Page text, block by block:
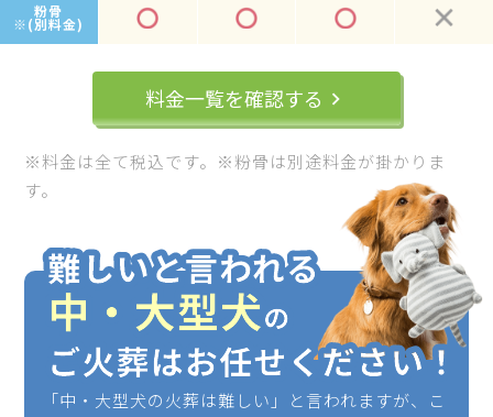
粉骨
※(別料金)
料金一覧を確認する keyboard_arrow_right
※料金は全て税込です。※粉骨は別途料金が掛かりま
す。
「中・大型犬の火葬は難しい」と言われますが、こ